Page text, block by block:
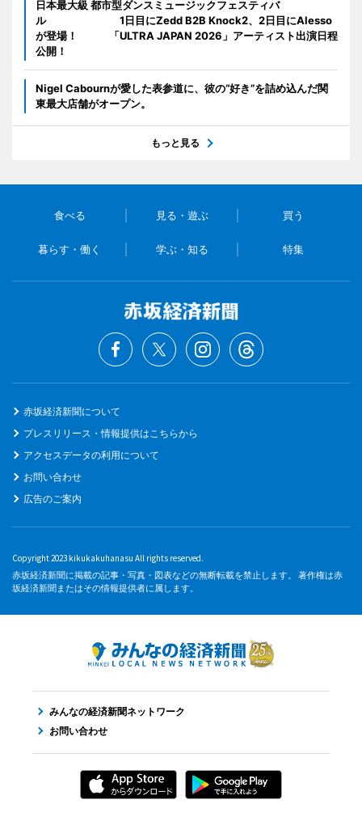
日本最大級 都市型ダンスミュージックフェスティバ
ル 1日目にZedd B2B Knock2、2日目にAlesso
が登場！ 「ULTRA JAPAN 2026」アーティスト出演日程
公開！
Nigel Cabournが愛した表参道に、彼の“好き”を詰め込んだ関
東最大店舗がオープン。
もっと見る
食べる 見る・遊ぶ 買う
暮らす・働く 学ぶ・知る 特集
赤坂経済新聞について
プレスリリース・情報提供はこちらから
アクセスデータの利用について
お問い合わせ
広告のご案内
Copyright 2023 kikukakuhanasu All rights reserved.
赤坂経済新聞に掲載の記事・写真・図表などの無断転載を禁止します。 著作権は赤
坂経済新聞またはその情報提供者に属します。
みんなの経済新聞ネットワーク
お問い合わせ